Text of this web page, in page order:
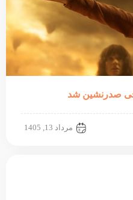
صدرنشین شد
مرداد 13, 1405